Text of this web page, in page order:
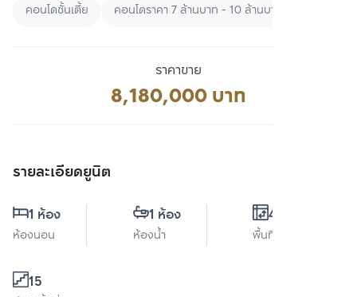
คอนโดชั้นเตี้ย คอนโดราคา 7 ล้านบาท - 10 ล้านบาท
ราคาขาย
8,180,000 บาท
รายละเอียดยูนิต
1 ห้อง
ห้องนอน
1 ห้อง
ห้องน้ำ
43 ตร.ม.
พื้นที่ใช้สอย
15